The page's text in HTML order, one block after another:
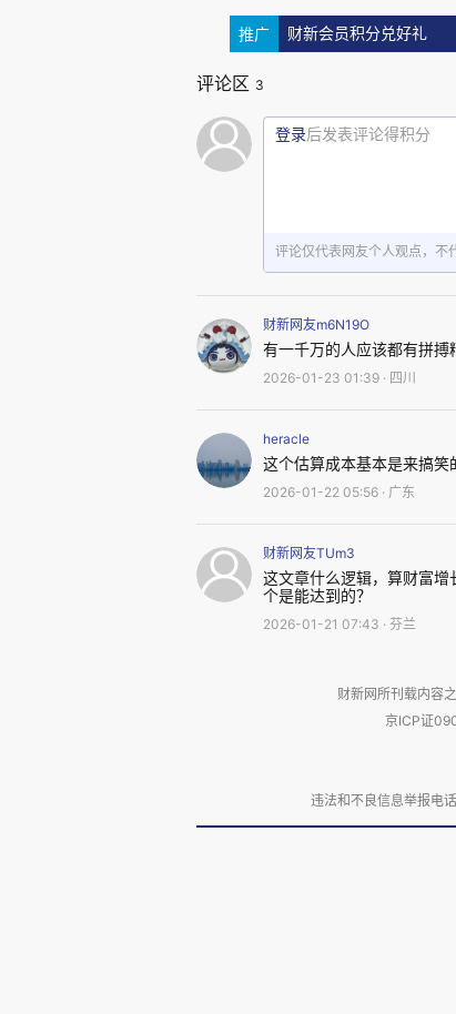
打拼，且渴望顶级精英生活
一些精英阶层人士在一线大
假设1000万资产在
收入。以下是基于上海当前
假设状态一：有房无贷、
夫妻两人已在上海拥有
基础物业与能源：约1.2
高端医疗保险：约2.5万
车辆维护：约4万元（
推广 财新会员积分兑好礼
评论区 3
登录后发表评论得积分
评论仅代表网友个人观点，不
财新网友m6N19O
有一千万的人应该都有拼搏
2026-01-23 01:39 · 四川
heracle
这个估算成本基本是来搞笑
2026-01-22 05:56 · 广东
财新网友TUm3
这文章什么逻辑，算财富
个是能达到的？
2026-01-21 07:43 · 芬兰
财新网所刊载内容
京ICP证
违法和不良信息举报电